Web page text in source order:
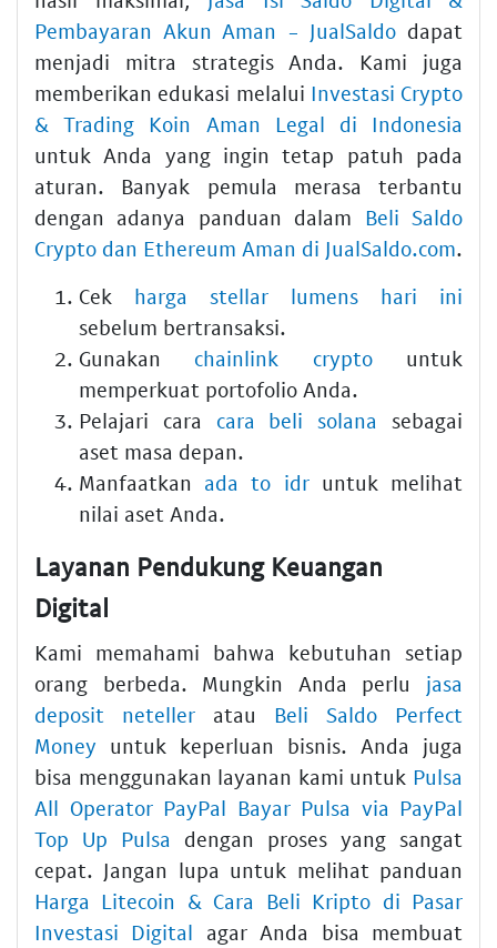
Pembayaran Akun Aman - JualSaldo dapat
menjadi mitra strategis Anda. Kami juga
memberikan edukasi melalui Investasi Crypto
& Trading Koin Aman Legal di Indonesia
untuk Anda yang ingin tetap patuh pada
aturan. Banyak pemula merasa terbantu
dengan adanya panduan dalam Beli Saldo
Crypto dan Ethereum Aman di JualSaldo.com.
Cek harga stellar lumens hari ini
sebelum bertransaksi.
Gunakan chainlink cryptountuk
memperkuat portofolio Anda.
Pelajari cara cara beli solana sebagai
aset masa depan.
Manfaatkan ada to idruntuk melihat
nilai aset Anda.
Layanan Pendukung Keuangan
Digital
Kami memahami bahwa kebutuhan setiap
orang berbeda. Mungkin Anda perlu jasa
deposit neteller atau Beli Saldo Perfect
Money untuk keperluan bisnis. Anda juga
bisa menggunakan layanan kami untuk Pulsa
All Operator PayPal Bayar Pulsa via PayPal
Top Up Pulsa dengan proses yang sangat
cepat. Jangan lupa untuk melihat panduan
Harga Litecoin & Cara Beli Kripto di Pasar
Investasi Digital agar Anda bisa membuat